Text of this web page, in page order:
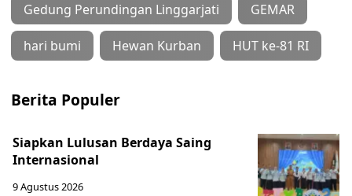
Gedung Perundingan Linggarjati GEMAR
hari bumi Hewan Kurban HUT ke-81 RI
Berita Populer
Siapkan Lulusan Berdaya Saing
Internasional
9 Agustus 2026